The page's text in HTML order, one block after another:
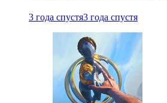
3 года спустя3 года спустя